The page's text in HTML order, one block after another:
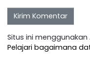
Situs ini
Pelajari bagaimana